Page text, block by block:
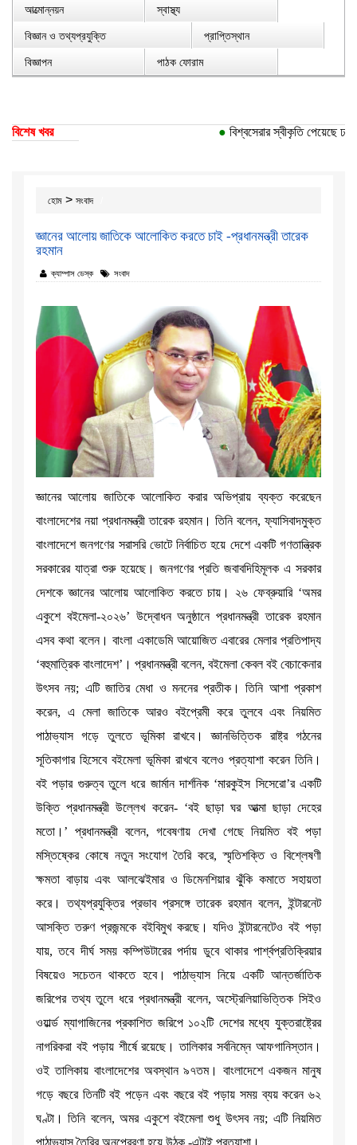
আত্মোন্নয়ন
স্বাস্থ্য
বিজ্ঞান ও তথ্যপ্রযুক্তি
প্রাপ্তিস্থান
বিজ্ঞাপন
পাঠক ফোরাম
বিশেষ খবর বিশ্বসেরার স্বীকৃতি পেয়েছে ঢাকা
হোম > সংবাদ
জ্ঞানের আলোয় জাতিকে আলোকিত করতে চাই -প্রধানমন্ত্রী তারেক
রহমান
ক্যাম্পাস ডেস্ক সংবাদ
জ্ঞানের আলোয় জাতিকে আলোকিত করার অভিপ্রায় ব্যক্ত করেছেন
বাংলাদেশের নয়া প্রধানমন্ত্রী তারেক রহমান। তিনি বলেন, ফ্যাসিবাদমুক্ত
বাংলাদেশে জনগণের সরাসরি ভোটে নির্বাচিত হয়ে দেশে একটি গণতান্ত্রিক
সরকারের যাত্রা শুরু হয়েছে। জনগণের প্রতি জবাবদিহিমূলক এ সরকার
দেশকে জ্ঞানের আলোয় আলোকিত করতে চায়। ২৬ ফেব্রুয়ারি ‘অমর
একুশে বইমেলা-২০২৬’ উদ্বোধন অনুষ্ঠানে প্রধানমন্ত্রী তারেক রহমান
এসব কথা বলেন। বাংলা একাডেমি আয়োজিত এবারের মেলার প্রতিপাদ্য
‘বহুমাত্রিক বাংলাদেশ’। প্রধানমন্ত্রী বলেন, বইমেলা কেবল বই বেচাকেনার
উৎসব নয়; এটি জাতির মেধা ও মননের প্রতীক। তিনি আশা প্রকাশ
করেন, এ মেলা জাতিকে আরও বইপ্রেমী করে তুলবে এবং নিয়মিত
পাঠাভ্যাস গড়ে তুলতে ভূমিকা রাখবে। জ্ঞানভিত্তিক রাষ্ট্র গঠনের
সূতিকাগার হিসেবে বইমেলা ভূমিকা রাখবে বলেও প্রত্যাশা করেন তিনি।
বই পড়ার গুরুত্ব তুলে ধরে জার্মান দার্শনিক ‘মারকুইস সিসেরো’র একটি
উক্তি প্রধানমন্ত্রী উল্লেখ করেন- ‘বই ছাড়া ঘর আত্মা ছাড়া দেহের
মতো।’ প্রধানমন্ত্রী বলেন, গবেষণায় দেখা গেছে নিয়মিত বই পড়া
মস্তিষ্কের কোষে নতুন সংযোগ তৈরি করে, স্মৃতিশক্তি ও বিশ্লেষণী
ক্ষমতা বাড়ায় এবং আলঝেইমার ও ডিমেনশিয়ার ঝুঁকি কমাতে সহায়তা
করে। তথ্যপ্রযুক্তির প্রভাব প্রসঙ্গে তারেক রহমান বলেন, ইন্টারনেট
আসক্তি তরুণ প্রজন্মকে বইবিমুখ করছে। যদিও ইন্টারনেটেও বই পড়া
যায়, তবে দীর্ঘ সময় কম্পিউটারের পর্দায় ডুবে থাকার পার্শ্বপ্রতিক্রিয়ার
বিষয়েও সচেতন থাকতে হবে। পাঠাভ্যাস নিয়ে একটি আন্তর্জাতিক
জরিপের তথ্য তুলে ধরে প্রধানমন্ত্রী বলেন, অস্ট্রেলিয়াভিত্তিক সিইও
ওয়ার্ল্ড ম্যাগাজিনের প্রকাশিত জরিপে ১০২টি দেশের মধ্যে যুক্তরাষ্ট্রের
নাগরিকরা বই পড়ায় শীর্ষে রয়েছে। তালিকার সর্বনিম্নে আফগানিস্তান।
ওই তালিকায় বাংলাদেশের অবস্থান ৯৭তম। বাংলাদেশে একজন মানুষ
গড়ে বছরে তিনটি বই পড়েন এবং বছরে বই পড়ায় সময় ব্যয় করেন ৬২
ঘণ্টা। তিনি বলেন, অমর একুশে বইমেলা শুধু উৎসব নয়; এটি নিয়মিত
পাঠাভ্যাস তৈরির অনুপ্রেরণা হয়ে উঠুক -এটাই প্রত্যাশা।